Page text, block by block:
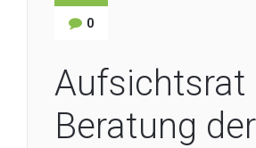
0
Aufsichtsrat
Beratung